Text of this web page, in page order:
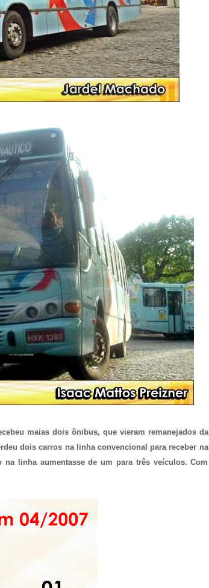
maias dois ônibus, que vieram remanejados da
dois carros na linha convencional para receber na
linha aumentasse de um para três veículos. Com